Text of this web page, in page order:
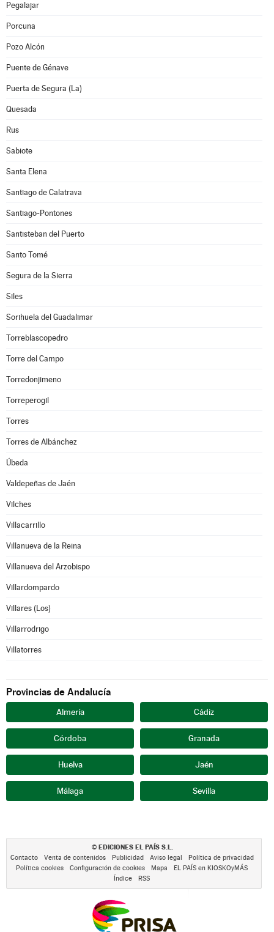
Pegalajar
Porcuna
Pozo Alcón
Puente de Génave
Puerta de Segura (La)
Quesada
Rus
Sabiote
Santa Elena
Santiago de Calatrava
Santiago-Pontones
Santisteban del Puerto
Santo Tomé
Segura de la Sierra
Siles
Sorihuela del Guadalimar
Torreblascopedro
Torre del Campo
Torredonjimeno
Torreperogil
Torres
Torres de Albánchez
Úbeda
Valdepeñas de Jaén
Vilches
Villacarrillo
Villanueva de la Reina
Villanueva del Arzobispo
Villardompardo
Villares (Los)
Villarrodrigo
Villatorres
Provincias de Andalucía
Almería Cádiz
Córdoba Granada
Huelva Jaén
Málaga Sevilla
© EDICIONES EL PAÍS S.L.
Contacto Venta de contenidos Publicidad Aviso legal
Política de privacidad
Política cookies
Configuración de cookies Mapa
EL PAÍS en KIOSKOyMÁS
Índice
RSS